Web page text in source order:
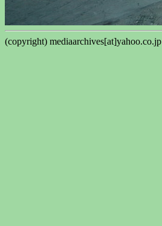
(copyright) mediaarchives[at]yahoo.co.jp